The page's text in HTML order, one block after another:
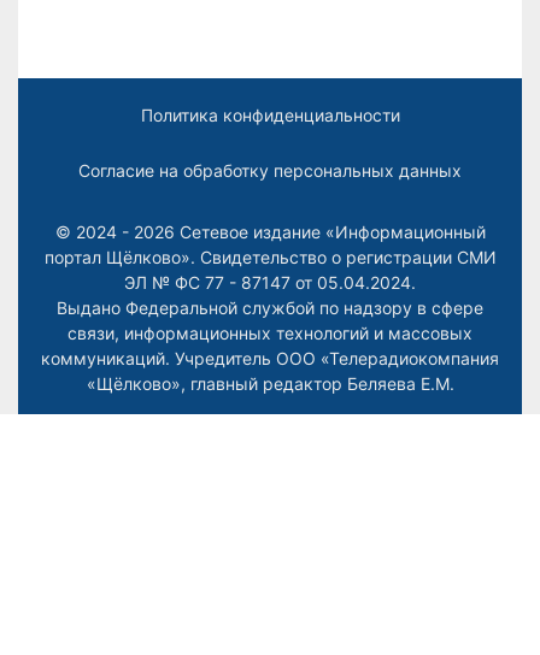
Политика конфиденциальности
Согласие на обработку персональных данных
© 2024 - 2026 Сетевое издание «Информационный
портал Щёлково». Свидетельство о регистрации СМИ
ЭЛ № ФС 77 - 87147 от 05.04.2024.
Выдано Федеральной службой по надзору в сфере
связи, информационных технологий и массовых
коммуникаций. Учредитель ООО «Телерадиокомпания
«Щёлково», главный редактор Беляева Е.М.